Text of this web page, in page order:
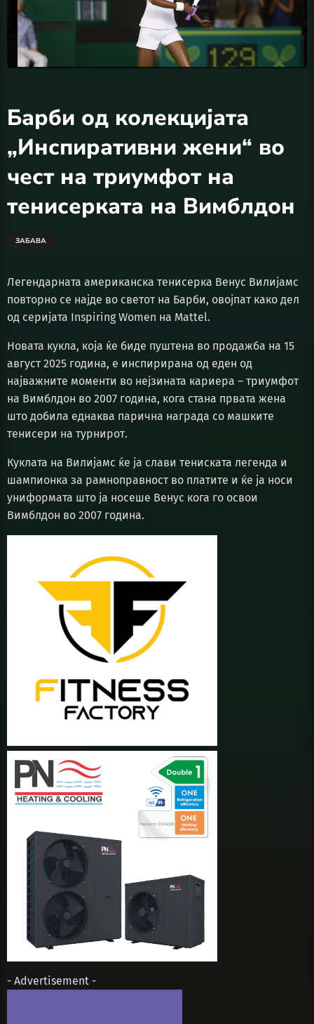
Барби од колекцијата
„Инспиративни жени“ во
чест на триумфот на
тенисерката на Вимблдон
ЗАБАВА
Легендарната американска тенисерка Венус Вилијамс
повторно се најде во светот на Барби, овојпат како дел
од серијата Inspiring Women на Mattel.
Новата кукла, која ќе биде пуштена во продажба на 15
август 2025 година, е инспирирана од еден од
најважните моменти во нејзината кариера – триумфот
на Вимблдон во 2007 година, кога стана првата жена
што добила еднаква парична награда со машките
тенисери на турнирот.
Куклата на Вилијамс ќе ја слави тениската легенда и
шампионка за рамноправност во платите и ќе ја носи
униформата што ја носеше Венус кога го освои
Вимблдон во 2007 година.
- Advertisement -